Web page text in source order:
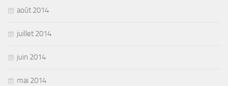
août 2014
juillet 2014
juin 2014
mai 2014